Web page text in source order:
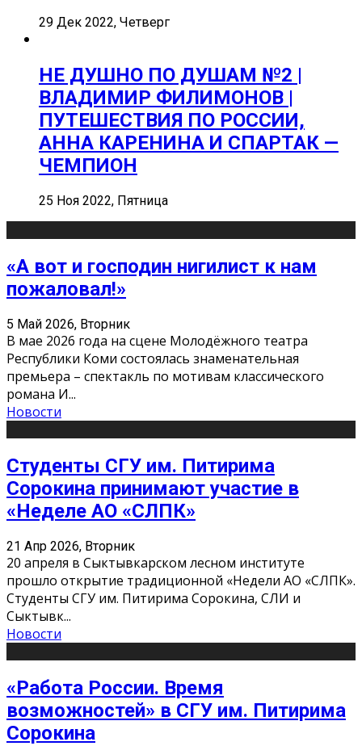
29 Дек 2022, Четверг
НЕ ДУШНО ПО ДУШАМ №2 |
ВЛАДИМИР ФИЛИМОНОВ |
ПУТЕШЕСТВИЯ ПО РОССИИ,
АННА КАРЕНИНА И СПАРТАК —
ЧЕМПИОН
25 Ноя 2022, Пятница
«А вот и господин нигилист к нам
пожаловал!»
5 Май 2026, Вторник
В мае 2026 года на сцене Молодёжного театра
Республики Коми состоялась знаменательная
премьера – спектакль по мотивам классического
романа И...
Новости
Студенты СГУ им. Питирима
Сорокина принимают участие в
«Неделе АО «СЛПК»
21 Апр 2026, Вторник
20 апреля в Сыктывкарском лесном институте
прошло открытие традиционной «Недели АО «СЛПК».
Студенты СГУ им. Питирима Сорокина, СЛИ и
Сыктывк...
Новости
«Работа России. Время
возможностей» в СГУ им. Питирима
Сорокина